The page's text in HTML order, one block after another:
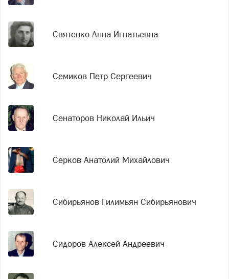
Святенко Анна Игнатьевна
Семиков Петр Сергеевич
Сенаторов Николай Ильич
Серков Анатолий Михайлович
Сибирьянов Гилимьян Сибирьянович
Сидоров Алексей Андреевич